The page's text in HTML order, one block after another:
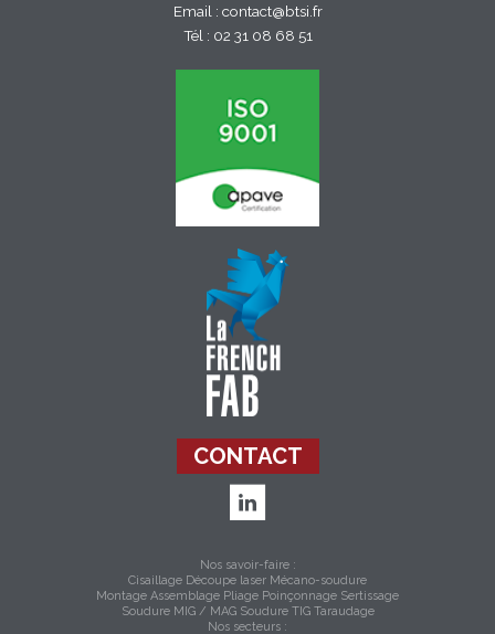
Email : contact@btsi.fr
Tél : 02 31 08 68 51
CONTACT
Nos savoir-faire :
Cisaillage Découpe laser Mécano-soudure
Montage Assemblage Pliage Poinçonnage Sertissage
Soudure MIG / MAG Soudure TIG Taraudage
Nos secteurs :